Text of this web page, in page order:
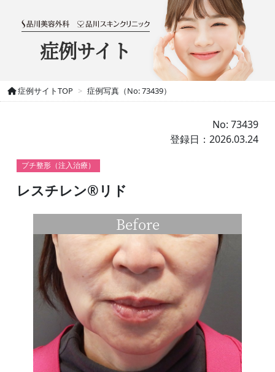
症例サイト
症例サイトTOP 症例写真（No: 73439）
No: 73439
登録日：2026.03.24
プチ整形（注入治療）
レスチレン®リド
Before